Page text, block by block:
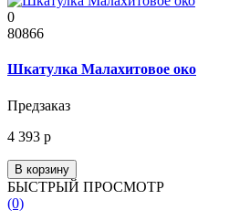
0
80866
Шкатулка Малахитовое око
Предзаказ
4 393 р
В корзину
БЫСТРЫЙ ПРОСМОТР
(0)